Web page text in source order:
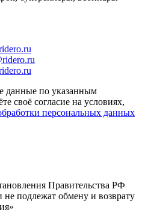
данные по указанным
своё согласие на условиях,
персональных данных
Правительства РФ
подлежат обмену и возврату